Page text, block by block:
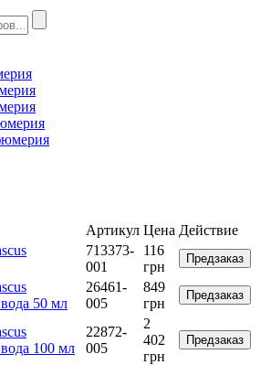
Артикул Цена Действие
713373-
001
116
грн
Предзаказ
50 мл
26461-
005
849
грн
Предзаказ
100 мл
22872-
005
2
402
грн
Предзаказ